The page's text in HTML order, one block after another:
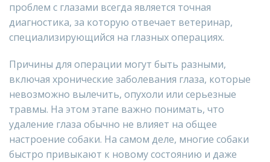
проблем с глазами всегда является точная
диагностика, за которую отвечает ветеринар,
специализирующийся на глазных операциях.
Причины для операции могут быть разными,
включая хронические заболевания глаза, которые
невозможно вылечить, опухоли или серьезные
травмы. На этом этапе важно понимать, что
удаление глаза обычно не влияет на общее
настроение собаки. На самом деле, многие собаки
быстро привыкают к новому состоянию и даже